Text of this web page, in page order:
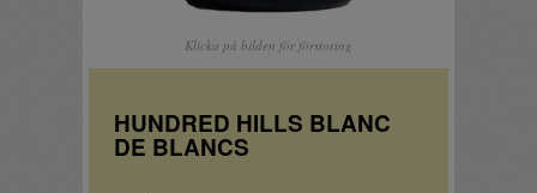
Klicka på bilden för förstoring
HUNDRED HILLS BLANC
DE BLANCS